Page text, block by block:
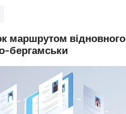
маршрутом відновного
бергамськи